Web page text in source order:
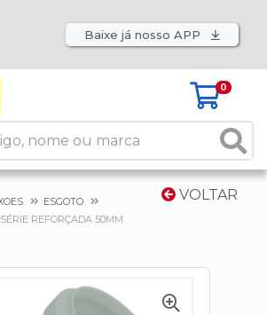
Baixe já nosso APP
0
VOLTAR
ESGOTO
REFORÇADA 50MM